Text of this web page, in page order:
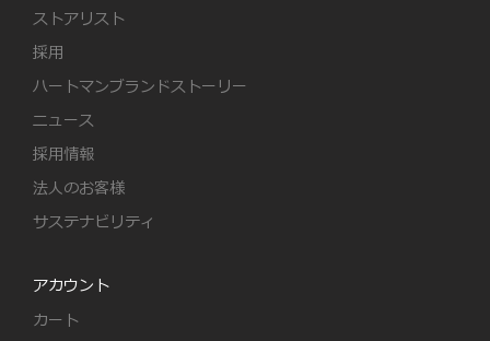
ストアリスト
採用
ハートマンブランドストーリー
ニュース
採用情報
法人のお客様
サステナビリティ
アカウント
カート